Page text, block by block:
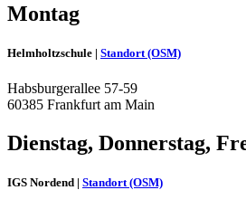
Montag
Helmholtzschule | Standort (OSM)
Habsburgerallee 57-59
60385 Frankfurt am Main
Dienstag, Donnerstag,
IGS Nordend | Standort (OSM)